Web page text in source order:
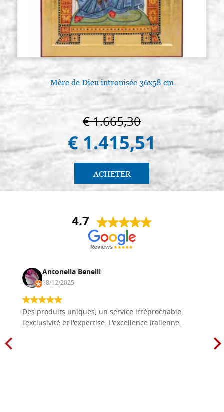
Mère de Dieu intronisée 36x58 cm
€ 1.665,30
€ 1.415,51
ACHETER
4.7
Antonella Benelli
18/12/2025
Des produits uniques, un service irréprochable,
l'exclusivité et l'expertise. L'excellence italienne.